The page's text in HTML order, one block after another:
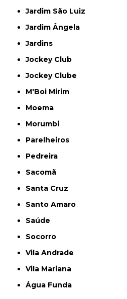
Jardim São Luiz
Jardim Ângela
Jardins
Jockey Club
Jockey Clube
M'Boi Mirim
Moema
Morumbi
Parelheiros
Pedreira
Sacomã
Santa Cruz
Santo Amaro
Saúde
Socorro
Vila Andrade
Vila Mariana
Água Funda